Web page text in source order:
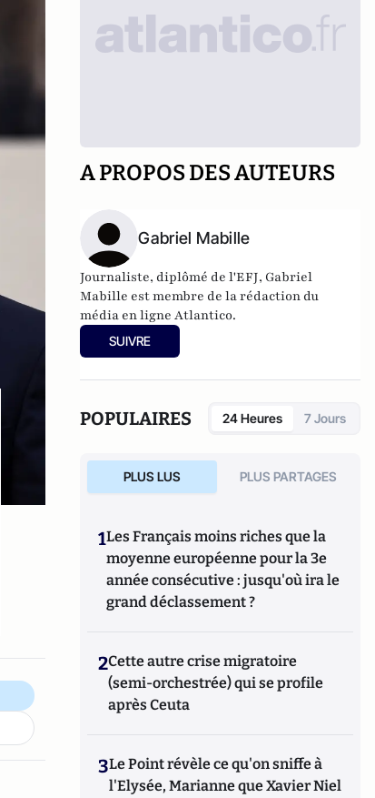
A PROPOS DES AUTEURS
Gabriel Mabille
Journaliste, diplômé de l'EFJ, Gabriel
Mabille est membre de la rédaction du
média en ligne Atlantico.
SUIVRE
POPULAIRES 24 Heures 7 Jours
PLUS LUS PLUS PARTAGES
1Les Français moins riches que la
moyenne européenne pour la 3e
année consécutive : jusqu'où ira le
grand déclassement ?
2Cette autre crise migratoire
(semi-orchestrée) qui se profile
après Ceuta
3Le Point révèle ce qu'on sniffe à
l'Elysée, Marianne que Xavier Niel